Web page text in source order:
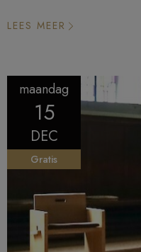
LEES MEER
maandag
15
DEC
Gratis